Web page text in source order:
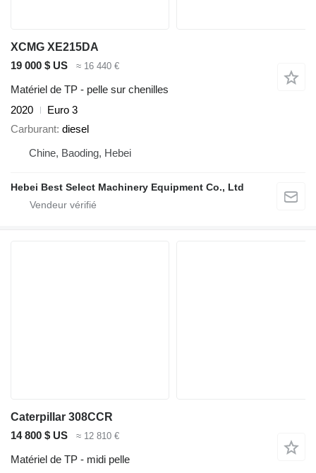
XCMG XE215DA
19 000 $ US
≈ 16 440 €
Matériel de TP - pelle sur chenilles
2020
Euro 3
Carburant diesel
Chine, Baoding, Hebei
Hebei Best Select Machinery Equipment Co., Ltd
Caterpillar 308CCR
14 800 $ US
≈ 12 810 €
Matériel de TP - midi pelle